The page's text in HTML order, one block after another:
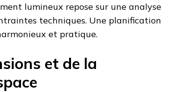
lumineux repose sur une analyse
techniques. Une planification
et pratique.
et de la